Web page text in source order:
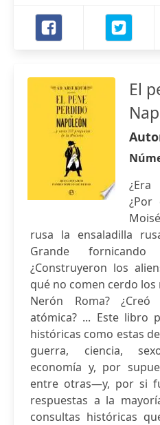
El
¿Por
rusa la ensaladilla
Grande
¿Construyeron los
qué no comen cerdo los
Nerón Roma?
atómica? ... Este libro
históricas como estas
guerra, ciencia,
economía y, por
entre otras—y, por si
respuestas a la
consultas históricas